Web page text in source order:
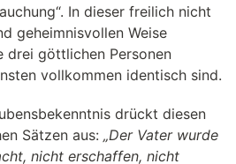
In dieser freilich nicht
geheimnisvollen Weise
drei göttlichen Personen
vollkommen identisch sind.
drückt diesen
Sätzen aus: „Der Vater wurde
nicht erschaffen, nicht